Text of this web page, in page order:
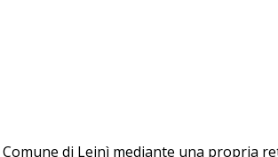
di Leinì mediante una propria